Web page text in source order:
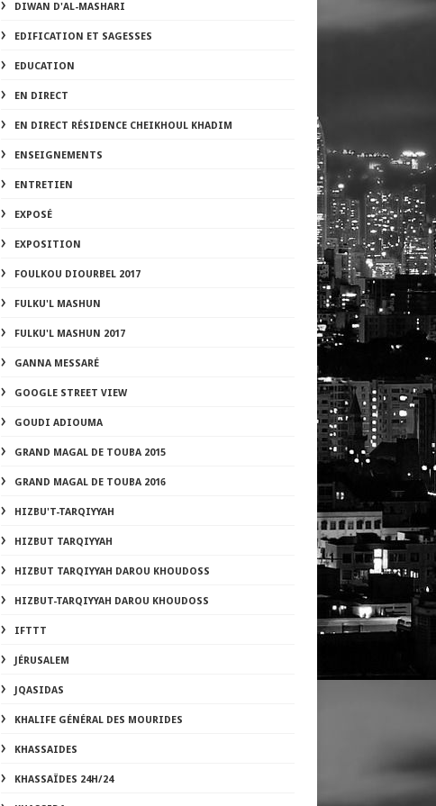
DIWAN D'AL-MASHARI
EDIFICATION ET SAGESSES
EDUCATION
EN DIRECT
EN DIRECT RÉSIDENCE CHEIKHOUL KHADIM
ENSEIGNEMENTS
ENTRETIEN
EXPOSÉ
EXPOSITION
FOULKOU DIOURBEL 2017
FULKU'L MASHUN
FULKU'L MASHUN 2017
GANNA MESSARÉ
GOOGLE STREET VIEW
GOUDI ADIOUMA
GRAND MAGAL DE TOUBA 2015
GRAND MAGAL DE TOUBA 2016
HIZBU'T-TARQIYYAH
HIZBUT TARQIYYAH
HIZBUT TARQIYYAH DAROU KHOUDOSS
HIZBUT-TARQIYYAH DAROU KHOUDOSS
IFTTT
JÉRUSALEM
JQASIDAS
KHALIFE GÉNÉRAL DES MOURIDES
KHASSAIDES
KHASSAÏDES 24H/24